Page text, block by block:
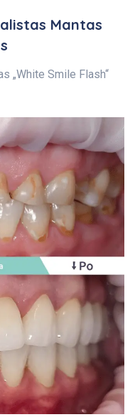
Mantas
„White Smile Flash“